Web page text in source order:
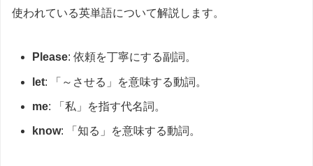
使われている英単語について解説します。
Please: 依頼を丁寧にする副詞。
let: 「～させる」を意味する動詞。
me: 「私」を指す代名詞。
know: 「知る」を意味する動詞。